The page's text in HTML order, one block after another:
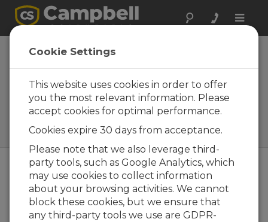
Toggle
Módulos CDM
(Campbell
Distributed
Modules)
Campbell Distributed
Modules
Cookie Settings
This website uses cookies in order to offer
you the most relevant information. Please
accept cookies for optimal performance.
Cookies expire 30 days from acceptance.
Please note that we also leverage third-
party tools, such as Google Analytics, which
may use cookies to collect information
about your browsing activities. We cannot
block these cookies, but we ensure that
any third-party tools we use are GDPR-